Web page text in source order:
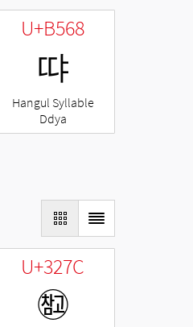
U+B568
땨
Hangul Syllable
Ddya
U+327C
㉼